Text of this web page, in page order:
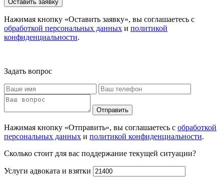
Оставить заявку
Нажимая кнопку «Оставить заявку», вы соглашаетесь с
обработкой персональных данных и политикой
конфиденциальности.
Задать вопрос
Отправить
Нажимая кнопку «Отправить», вы соглашаетесь с обработкой
персональных данных и политикой конфиденциальности.
Сколько стоит для вас поддержание текущей ситуации?
Услуги адвоката и взятки